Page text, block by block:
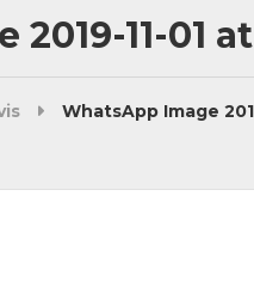
11-01 at
WhatsApp Image